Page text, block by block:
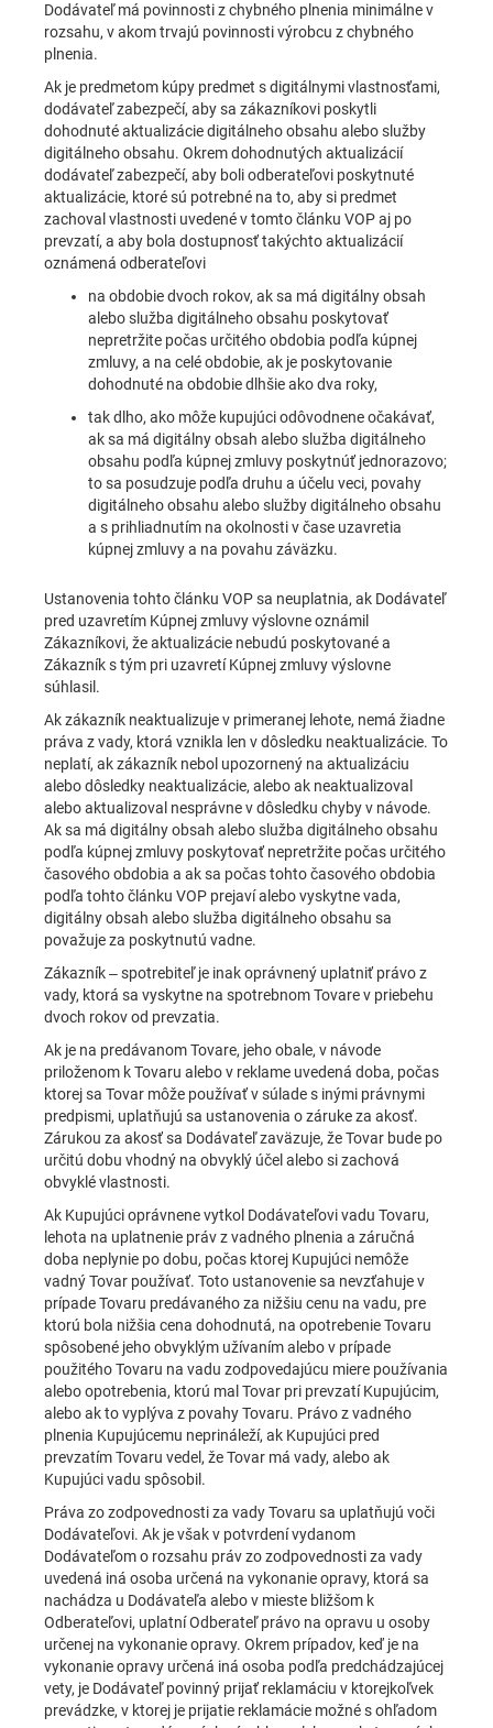
Dodávateľ má povinnosti z chybného plnenia minimálne v
rozsahu, v akom trvajú povinnosti výrobcu z chybného
plnenia.
Ak je predmetom kúpy predmet s digitálnymi vlastnosťami,
dodávateľ zabezpečí, aby sa zákazníkovi poskytli
dohodnuté aktualizácie digitálneho obsahu alebo služby
digitálneho obsahu. Okrem dohodnutých aktualizácií
dodávateľ zabezpečí, aby boli odberateľovi poskytnuté
aktualizácie, ktoré sú potrebné na to, aby si predmet
zachoval vlastnosti uvedené v tomto článku VOP aj po
prevzatí, a aby bola dostupnosť takýchto aktualizácií
oznámená odberateľovi
na obdobie dvoch rokov, ak sa má digitálny obsah
alebo služba digitálneho obsahu poskytovať
nepretržite počas určitého obdobia podľa kúpnej
zmluvy, a na celé obdobie, ak je poskytovanie
dohodnuté na obdobie dlhšie ako dva roky,
tak dlho, ako môže kupujúci odôvodnene očakávať,
ak sa má digitálny obsah alebo služba digitálneho
obsahu podľa kúpnej zmluvy poskytnúť jednorazovo;
to sa posudzuje podľa druhu a účelu veci, povahy
digitálneho obsahu alebo služby digitálneho obsahu
a s prihliadnutím na okolnosti v čase uzavretia
kúpnej zmluvy a na povahu záväzku.
Ustanovenia tohto článku VOP sa neuplatnia, ak Dodávateľ
pred uzavretím Kúpnej zmluvy výslovne oznámil
Zákazníkovi, že aktualizácie nebudú poskytované a
Zákazník s tým pri uzavretí Kúpnej zmluvy výslovne
súhlasil.
Ak zákazník neaktualizuje v primeranej lehote, nemá žiadne
práva z vady, ktorá vznikla len v dôsledku neaktualizácie. To
neplatí, ak zákazník nebol upozornený na aktualizáciu
alebo dôsledky neaktualizácie, alebo ak neaktualizoval
alebo aktualizoval nesprávne v dôsledku chyby v návode.
Ak sa má digitálny obsah alebo služba digitálneho obsahu
podľa kúpnej zmluvy poskytovať nepretržite počas určitého
časového obdobia a ak sa počas tohto časového obdobia
podľa tohto článku VOP prejaví alebo vyskytne vada,
digitálny obsah alebo služba digitálneho obsahu sa
považuje za poskytnutú vadne.
Zákazník – spotrebiteľ je inak oprávnený uplatniť právo z
vady, ktorá sa vyskytne na spotrebnom Tovare v priebehu
dvoch rokov od prevzatia.
Ak je na predávanom Tovare, jeho obale, v návode
priloženom k Tovaru alebo v reklame uvedená doba, počas
ktorej sa Tovar môže používať v súlade s inými právnymi
predpismi, uplatňujú sa ustanovenia o záruke za akosť.
Zárukou za akosť sa Dodávateľ zaväzuje, že Tovar bude po
určitú dobu vhodný na obvyklý účel alebo si zachová
obvyklé vlastnosti.
Ak Kupujúci oprávnene vytkol Dodávateľovi vadu Tovaru,
lehota na uplatnenie práv z vadného plnenia a záručná
doba neplynie po dobu, počas ktorej Kupujúci nemôže
vadný Tovar používať. Toto ustanovenie sa nevzťahuje v
prípade Tovaru predávaného za nižšiu cenu na vadu, pre
ktorú bola nižšia cena dohodnutá, na opotrebenie Tovaru
spôsobené jeho obvyklým užívaním alebo v prípade
použitého Tovaru na vadu zodpovedajúcu miere používania
alebo opotrebenia, ktorú mal Tovar pri prevzatí Kupujúcim,
alebo ak to vyplýva z povahy Tovaru. Právo z vadného
plnenia Kupujúcemu neprináleží, ak Kupujúci pred
prevzatím Tovaru vedel, že Tovar má vady, alebo ak
Kupujúci vadu spôsobil.
Práva zo zodpovednosti za vady Tovaru sa uplatňujú voči
Dodávateľovi. Ak je však v potvrdení vydanom
Dodávateľom o rozsahu práv zo zodpovednosti za vady
uvedená iná osoba určená na vykonanie opravy, ktorá sa
nachádza u Dodávateľa alebo v mieste bližšom k
Odberateľovi, uplatní Odberateľ právo na opravu u osoby
určenej na vykonanie opravy. Okrem prípadov, keď je na
vykonanie opravy určená iná osoba podľa predchádzajúcej
vety, je Dodávateľ povinný prijať reklamáciu v ktorejkoľvek
prevádzke, v ktorej je prijatie reklamácie možné s ohľadom